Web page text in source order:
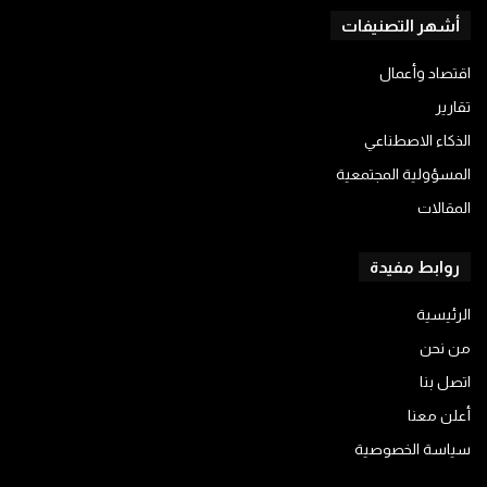
أشهر التصنيفات
اقتصاد وأعمال
تقارير
الذكاء الاصطناعي
المسؤولية المجتمعية
المقالات
روابط مفيدة
الرئيسية
من نحن
اتصل بنا
أعلن معنا
سياسة الخصوصية